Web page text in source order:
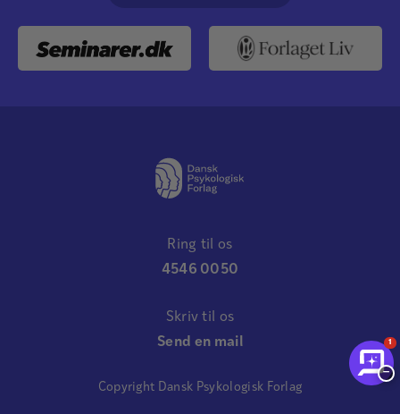
Ring til os
4546 0050
Skriv til os
Send en mail
Copyright Dansk Psykologisk Forlag
1
−